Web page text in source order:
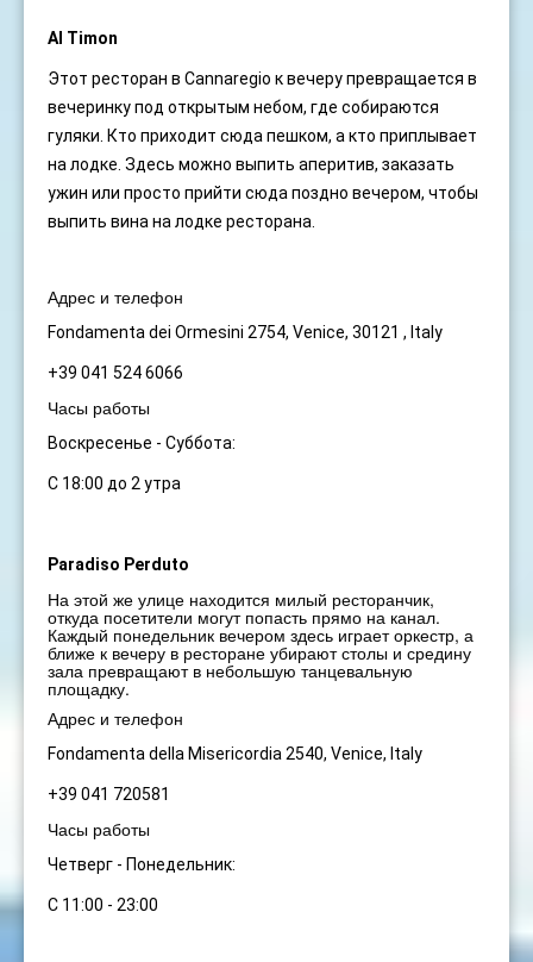
Al Timon
Этот ресторан в Cannaregio к вечеру превращается в
вечеринку под открытым небом, где собираются
гуляки. Кто приходит сюда пешком, а кто приплывает
на лодке. Здесь можно выпить аперитив, заказать
ужин или просто прийти сюда поздно вечером, чтобы
выпить вина на лодке ресторана.
Адрес и телефон
Fondamenta dei Ormesini 2754, Venice, 30121 , Italy
+39 041 524 6066
Часы работы
Воскресенье - Суббота:
С 18:00 до 2 утра
Paradiso Perduto
На этой же улице находится милый ресторанчик,
откуда посетители могут попасть прямо на канал.
Каждый понедельник вечером здесь играет оркестр, а
ближе к вечеру в ресторане убирают столы и средину
зала превращают в небольшую танцевальную
площадку.
Адрес и телефон
Fondamenta della Misericordia 2540, Venice, Italy
+39 041 720581
Часы работы
Четверг - Понедельник:
С 11:00 - 23:00